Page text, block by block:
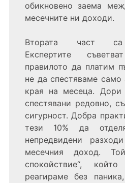
обикновено заема
месечните ни доходи.
Втората част са
Експертите
правилото да платим
не да спестяваме
края на месеца. Дори
спестявани редовно,
сигурност. Добра
тези 10% да
непредвидени
месечния доход.
спокойствие“,
реагираме без